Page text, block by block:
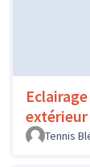
extérieur
Tennis